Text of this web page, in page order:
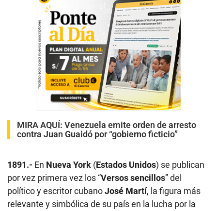
MIRA AQUÍ: Venezuela emite orden de arresto
contra Juan Guaidó por “gobierno ficticio”
1891.- En Nueva York (Estados Unidos) se publican
por vez primera vez los “Versos sencillos” del
político y escritor cubanoJosé Martí, la figura más
relevante y simbólica de su país en la lucha por la